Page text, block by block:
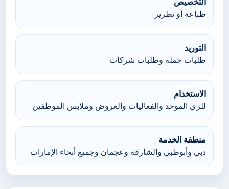
طباعة أو تطريز
التوريد
طلبات جملة وطلبات شركات
الاستخدام
للزي الموحد والفعاليات والعروض وملابس الموظفين
منطقة الخدمة
دبي وأبوظبي والشارقة وعجمان وجميع أنحاء الإمارات